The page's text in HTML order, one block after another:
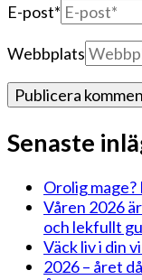
E-post*
Webbplats
Senaste
Orolig
Våren 2026
och lekfullt
Väck liv i din
2026 – året